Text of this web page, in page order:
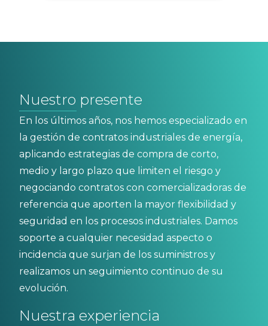
Nuestro presente
En los últimos años, nos hemos especializado en
la gestión de contratos industriales de energía,
aplicando estrategias de compra de corto,
medio y largo plazo que limiten el riesgo y
negociando contratos con comercializadoras de
referencia que aporten la mayor flexibilidad y
seguridad en los procesos industriales. Damos
soporte a cualquier necesidad aspecto o
incidencia que surjan de los suministros y
realizamos un seguimiento continuo de su
evolución.
Nuestra experiencia